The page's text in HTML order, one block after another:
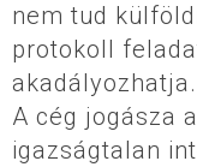
nem tud
protokoll
akadályozhatja.
A cég jogásza
igazságtalan